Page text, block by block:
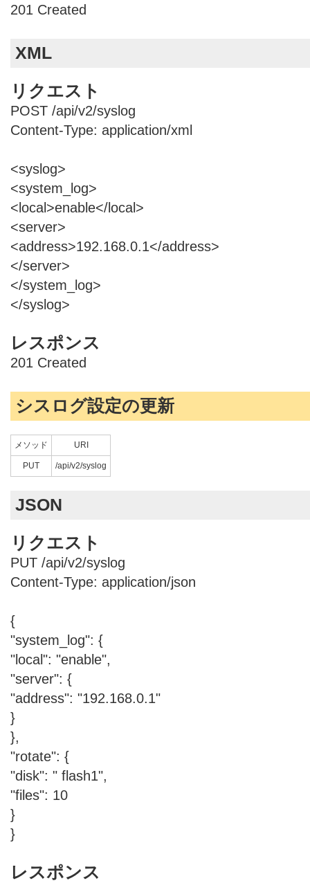
201 Created
XML
リクエスト
POST /api/v2/syslog
Content-Type: application/xml
<syslog>
<system_log>
<local>enable</local>
<server>
<address>192.168.0.1</address>
</server>
</system_log>
</syslog>
レスポンス
201 Created
シスログ設定の更新
メソッド URI
PUT /api/v2/syslog
JSON
リクエスト
PUT /api/v2/syslog
Content-Type: application/json
{
"system_log": {
"local": "enable",
"server": {
"address": "192.168.0.1"
}
},
"rotate": {
"disk": " flash1",
"files": 10
}
}
レスポンス